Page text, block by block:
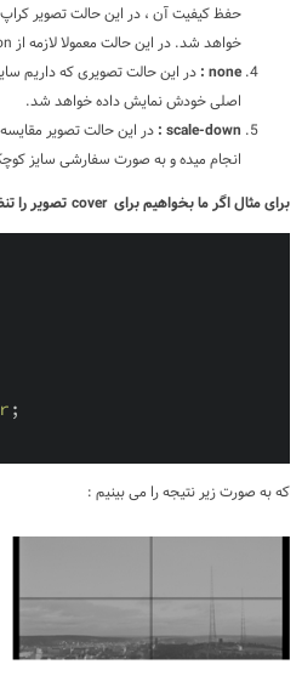
حفظ کیفیت آن ، در این حالت تصویر
خواهد شد. در این حالت معمولا لازمه از object-position هم استفاده کنیم.
none : در این حالت تصویری که داریم
اصلی خودش نمایش داده خواهد شد.
scale-down :
انجام میده و به صورت سفارشی سایز
برای مثال اگر ما بخواهیم برای cover تصویر را
;
که به صورت زیر نتیجه را می بینیم :